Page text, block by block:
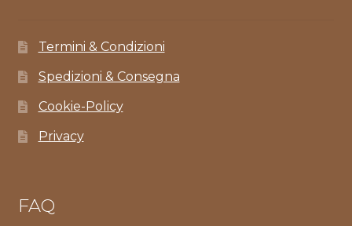
Termini & Condizioni
Spedizioni & Consegna
Cookie-Policy
Privacy
FAQ